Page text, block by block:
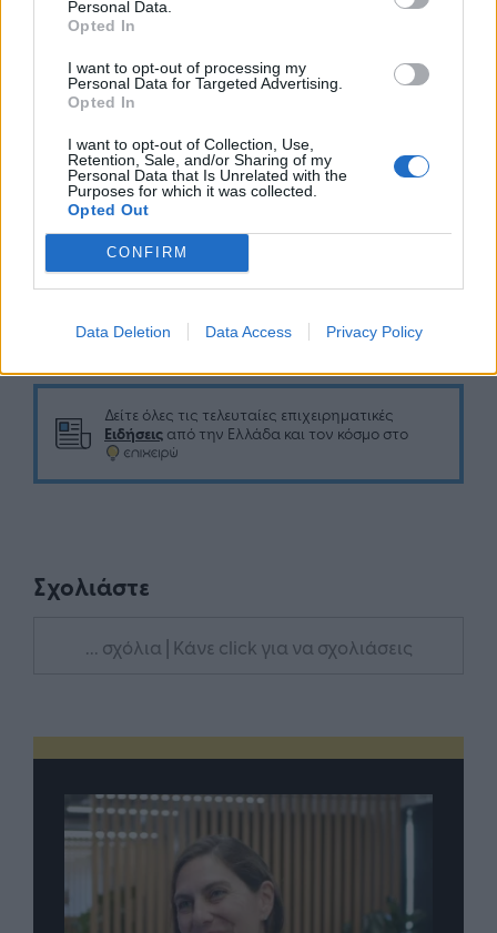
Personal Data.
Opted In
I want to opt-out of processing my
Personal Data for Targeted Advertising.
Opted In
I want to opt-out of Collection, Use,
Retention, Sale, and/or Sharing of my
Personal Data that Is Unrelated with the
Purposes for which it was collected.
Opted Out
CONFIRM
Data Deletion Data Access Privacy Policy
culpanews.gr, cyprusinsurancenews.com,
dealnews.gr, epixeiro.gr, grtimes.gr, karfitsa.gr,
marketnews.gr, moneyview.gr, myportal.gr,
naftemporiki.gr northradio 98.0, nosokomio.gr,
olathessaloniki.gr, startup.gr
και μάθετε πρώτοι όλα τα επιχειρηματικά νέα
Δείτε όλες τις τελευταίες επιχειρηματικές
Ειδήσεις από την Ελλάδα και τον κόσμο στο
Σχολιάστε
... σχόλια | Κάνε click για να σχολιάσεις